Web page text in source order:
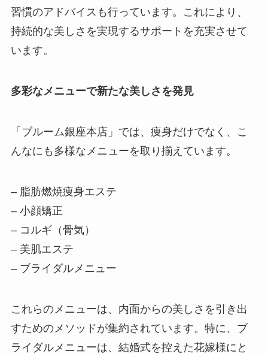
習慣のアドバイスも行っています。これにより、
持続的な美しさを実現するサポートを充実させて
います。
多彩なメニューで新たな美しさを発見
「ブルーム銀座本店」では、痩身だけでなく、こ
んなにも多様なメニューを取り揃えています。
– 脂肪燃焼痩身エステ
– 小顔矯正
– コルギ（骨気）
– 美肌エステ
– ブライダルメニュー
これらのメニューは、内面からの美しさを引き出
すためのメソッドが集約されています。特に、ブ
ライダルメニューは、結婚式を控えた花嫁様にと